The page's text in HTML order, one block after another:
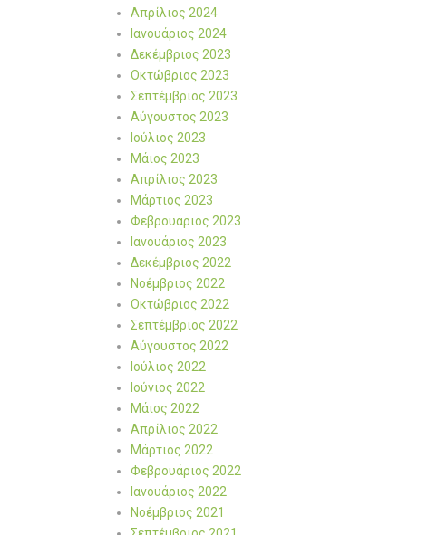
Απρίλιος 2024
Ιανουάριος 2024
Δεκέμβριος 2023
Οκτώβριος 2023
Σεπτέμβριος 2023
Αύγουστος 2023
Ιούλιος 2023
Μάιος 2023
Απρίλιος 2023
Μάρτιος 2023
Φεβρουάριος 2023
Ιανουάριος 2023
Δεκέμβριος 2022
Νοέμβριος 2022
Οκτώβριος 2022
Σεπτέμβριος 2022
Αύγουστος 2022
Ιούλιος 2022
Ιούνιος 2022
Μάιος 2022
Απρίλιος 2022
Μάρτιος 2022
Φεβρουάριος 2022
Ιανουάριος 2022
Νοέμβριος 2021